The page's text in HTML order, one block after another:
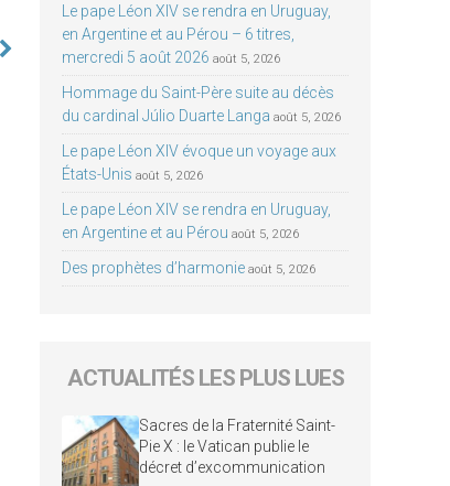
Le pape Léon XIV se rendra en Uruguay,
en Argentine et au Pérou – 6 titres,
mercredi 5 août 2026 août 5, 2026
Hommage du Saint-Père suite au décès
du cardinal Júlio Duarte Langa août 5, 2026
Le pape Léon XIV évoque un voyage aux
États-Unis août 5, 2026
Le pape Léon XIV se rendra en Uruguay,
en Argentine et au Pérou août 5, 2026
Des prophètes d’harmonie août 5, 2026
ACTUALITÉS LES PLUS LUES
Sacres de la Fraternité Saint-
Pie X : le Vatican publie le
décret d’excommunication